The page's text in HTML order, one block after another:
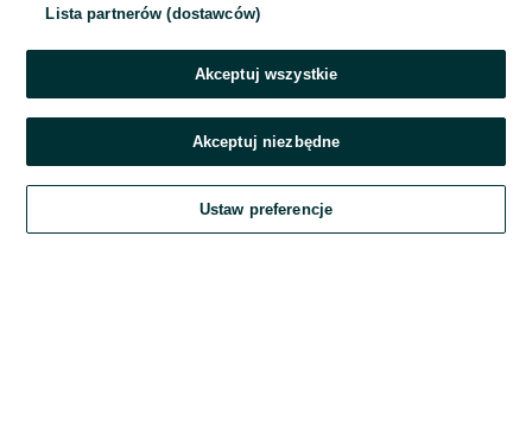
Zaloguj się
Kontynuując za pośrednictwem jednego z dostawców wskazanych powyżej,
OLX.pl w jego aktualnym brzmieniu.
Lista partnerów (dostawców)
Akceptuj wszystkie
Akceptuj niezbędne
Ustaw preferencje